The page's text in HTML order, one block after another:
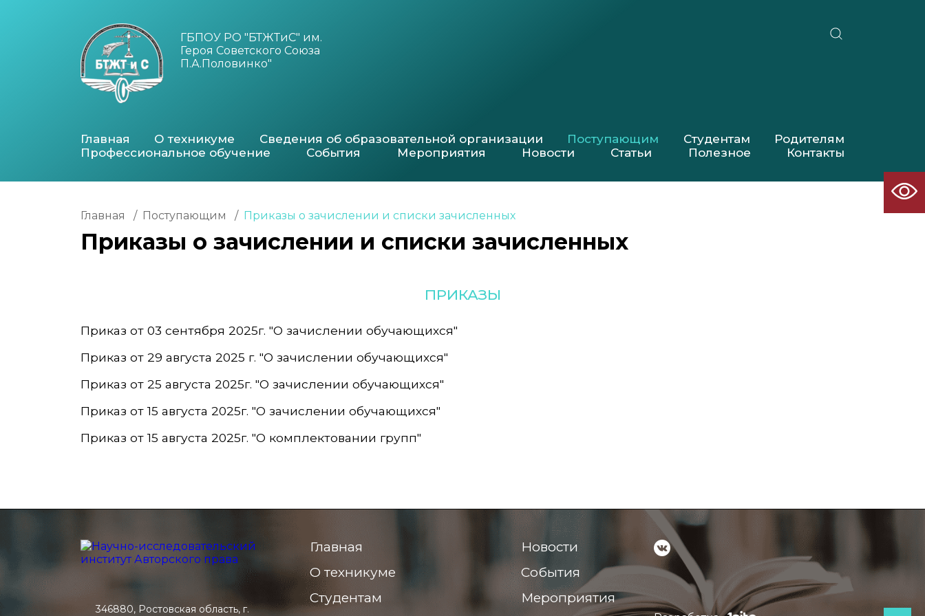
ГБПОУ РО "БТЖТиС" им.
Героя Советского Союза
П.А.Половинко"
Главная О техникуме Сведения об образовательной организации Поступающим Студентам
Родителям
Профессиональное обучение
События Мероприятия Новости Статьи Полезное Контакты
Главная / Поступающим / Приказы о зачислении и списки зачисленных
Приказы о зачислении и списки зачисленных
ПРИКАЗЫ
Приказ от 03 сентября 2025г. "О зачислении обучающихся"
Приказ от 29 августа 2025 г. "О зачислении обучающихся"
Приказ от 25 августа 2025г. "О зачислении обучающихся"
Приказ от 15 августа 2025г. "О зачислении обучающихся"
Приказ от 15 августа 2025г. "О комплектовании групп"
346880, Ростовская область, г.
Главная
О техникуме
Студентам
Новости
События
Мероприятия